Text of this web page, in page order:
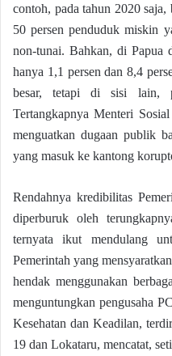
contoh, pada tahun 2020
50 persen penduduk miskin
non-tunai. Bahkan, di Papua
hanya 1,1 persen dan 8,4
besar, tetapi di sisi lain,
Tertangkapnya Menteri
menguatkan dugaan publik
yang masuk ke kantong
Rendahnya kredibilitas
diperburuk oleh
ternyata ikut mendulang
Pemerintah yang
hendak menggunakan
menguntungkan pengusaha
Kesehatan dan Keadilan,
19 dan Lokataru, mencatat,